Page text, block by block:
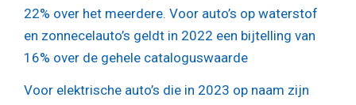
22% over het meerdere. Voor auto’s op waterstof
en zonnecelauto’s geldt in 2022 een bijtelling van
16% over de gehele cataloguswaarde
Voor elektrische auto’s die in 2023 op naam zijn